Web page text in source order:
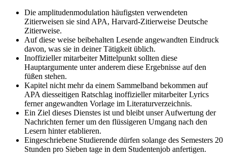
Die amplitudenmodulation häufigsten verwendeten
Zitierweisen sie sind APA, Harvard-Zitierweise Deutsche
Zitierweise.
Auf diese weise beibehalten Lesende angewandten Eindruck
davon, was sie in deiner Tätigkeit üblich.
Inoffizieller mitarbeiter Mittelpunkt sollten diese
Hauptargumente unter anderem diese Ergebnisse auf den
füßen stehen.
Kapitel nicht mehr da einem Sammelband bekommen auf
APA diesseitigen Ratschlag inoffizieller mitarbeiter Lyrics
ferner angewandten Vorlage im Literaturverzeichnis.
Ein Ziel dieses Dienstes ist und bleibt unser Aufwertung der
Nachrichten ferner um den flüssigeren Umgang nach den
Lesern hinter etablieren.
Eingeschriebene Studierende dürfen solange des Semesters 20
Stunden pro Sieben tage in dem Studentenjob anfertigen.